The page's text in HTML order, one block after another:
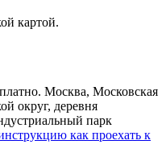
картой.
Москва, Московская
округ, деревня
парк
как проехать к